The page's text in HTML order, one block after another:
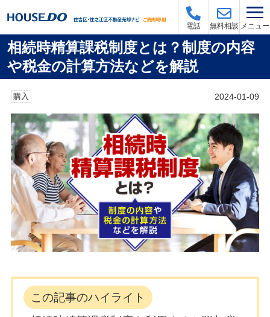
電話 無料相談 メニュー
相続時精算課税制度とは？制度の内容
や税金の計算方法などを解説
購入 2024-01-09
この記事のハイライト